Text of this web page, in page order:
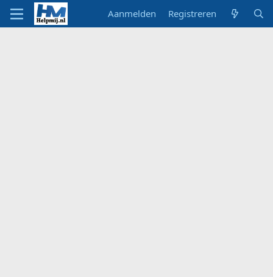
Aanmelden Registreren